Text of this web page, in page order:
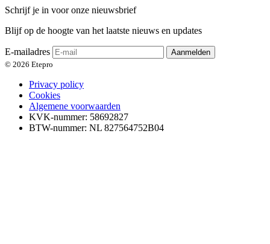
Schrijf je in voor onze nieuwsbrief
Blijf op de hoogte van het laatste nieuws en updates
E-mailadres
Aanmelden
© 2026 Etepro
Privacy policy
Cookies
Algemene voorwaarden
KVK-nummer: 58692827
BTW-nummer: NL 827564752B04